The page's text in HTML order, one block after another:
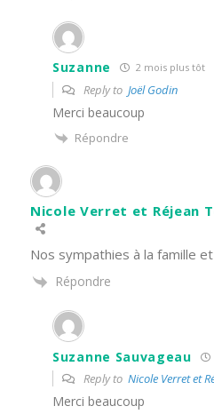
Suzanne 2 mois plus tôt
Reply to Joël Godin
Merci beaucoup
Répondre
Nicole Verret et Réjean
Nos sympathies à la famille
Répondre
Suzanne Sauvageau
Reply to Nicole Verret et
Merci beaucoup